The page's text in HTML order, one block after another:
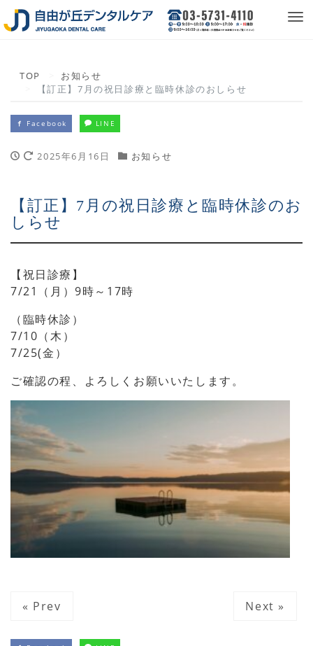
TOP
お知らせ
【訂正】7月の祝日診療と臨時休診のおしらせ
Facebook LINE
2025年6月16日 お知らせ
【訂正】7月の祝日診療と臨時休診のお
しらせ
【祝日診療】
7/21（月）9時～17時
（臨時休診）
7/10（木）
7/25(金）
ご確認の程、よろしくお願いいたします。
« Prev Next »